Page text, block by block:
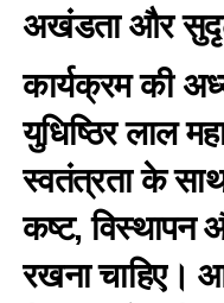
अखंडता और
कार्यक्रम की
युधिष्ठिर लाल
स्वतंत्रता के
कष्ट, विस्थापन
रखना चाहिए।